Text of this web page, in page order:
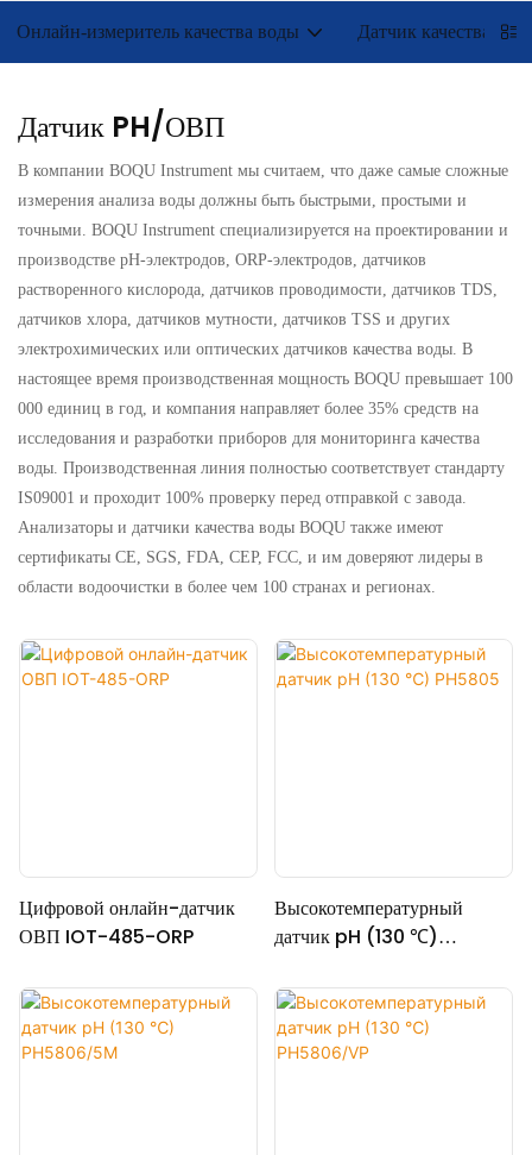
Онлайн-измеритель качества воды Датчик качества
Датчик PH/ОВП
В компании BOQU Instrument мы считаем, что даже самые сложные
измерения анализа воды должны быть быстрыми, простыми и
точными. BOQU Instrument специализируется на проектировании и
производстве pH-электродов, ORP-электродов, датчиков
растворенного кислорода, датчиков проводимости, датчиков TDS,
датчиков хлора, датчиков мутности, датчиков TSS и других
электрохимических или оптических датчиков качества воды. В
настоящее время производственная мощность BOQU превышает 100
000 единиц в год, и компания направляет более 35% средств на
исследования и разработки приборов для мониторинга качества
воды. Производственная линия полностью соответствует стандарту
IS09001 и проходит 100% проверку перед отправкой с завода.
Анализаторы и датчики качества воды BOQU также имеют
сертификаты CE, SGS, FDA, CEP, FCC, и им доверяют лидеры в
области водоочистки в более чем 100 странах и регионах.
Цифровой онлайн-датчик
ОВП IOT-485-ORP
Высокотемпературный
датчик pH (130 ℃)